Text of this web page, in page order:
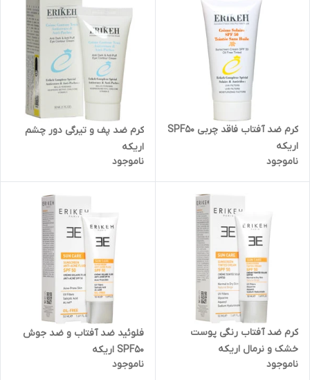
کرم ضد آفتاب فاقد چربی SPF50
اریکه
ناموجود
کرم ضد پف و تیرگی دور چشم
اریکه
ناموجود
کرم ضد آفتاب رنگی پوست
خشک و نرمال اریکه
ناموجود
فلوئید ضد آفتاب و ضد جوش
SPF50 اریکه
ناموجود